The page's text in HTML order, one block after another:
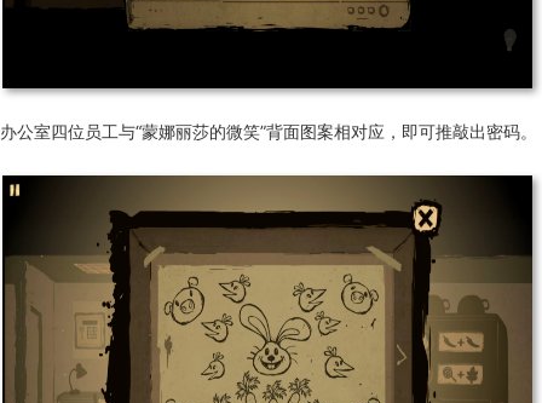
办公室四位员工与“蒙娜丽莎的微笑”背面图案相对应，即可推敲出密码。